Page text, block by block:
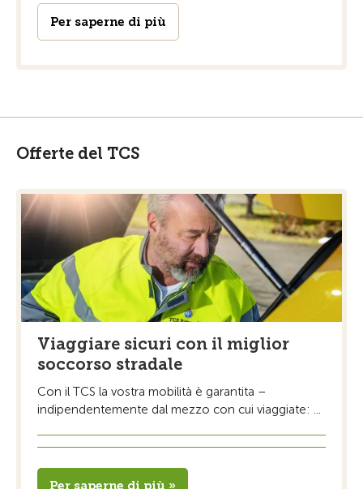
Per saperne di più
Offerte del TCS
Viaggiare sicuri con il miglior
soccorso stradale
Con il TCS la vostra mobilità è garantita –
indipendentemente dal mezzo con cui viaggiate: ...
Per saperne di più »